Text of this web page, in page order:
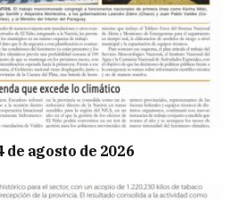
agosto de 2026